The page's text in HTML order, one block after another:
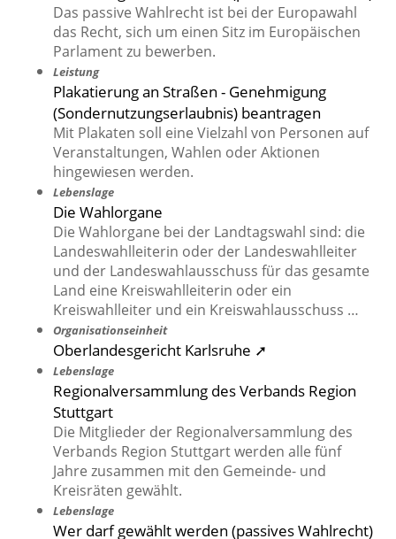
Das passive Wahlrecht ist bei der Europawahl
das Recht, sich um einen Sitz im Europäischen
Parlament zu bewerben.
Leistung
Plakatierung an Straßen - Genehmigung
(Sondernutzungserlaubnis) beantragen
Mit Plakaten soll eine Vielzahl von Personen auf
Veranstaltungen, Wahlen oder Aktionen
hingewiesen werden.
Lebenslage
Die Wahlorgane
Die Wahlorgane bei der Landtagswahl sind: die
Landeswahlleiterin oder der Landeswahlleiter
und der Landeswahlausschuss für das gesamte
Land eine Kreiswahlleiterin oder ein
Kreiswahlleiter und ein Kreiswahlausschuss …
Organisationseinheit
Oberlandesgericht Karlsruhe ➚
Lebenslage
Regionalversammlung des Verbands Region
Stuttgart
Die Mitglieder der Regionalversammlung des
Verbands Region Stuttgart werden alle fünf
Jahre zusammen mit den Gemeinde- und
Kreisräten gewählt.
Lebenslage
Wer darf gewählt werden (passives Wahlrecht)